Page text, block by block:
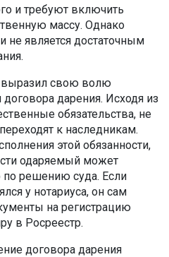
и требуют включить
массу. Однако
не является достаточным
свою волю
дарения. Исходя из
обязательства, не
к наследникам.
этой обязанности,
одаряемый может
по решению суда. Если
у нотариуса, он сам
на регистрацию
в Росреестр.
договора дарения